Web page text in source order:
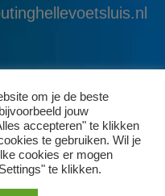
om je de beste
jouw
accepteren" te klikken
te gebruiken. Wil je
cookies er mogen
te klikken.